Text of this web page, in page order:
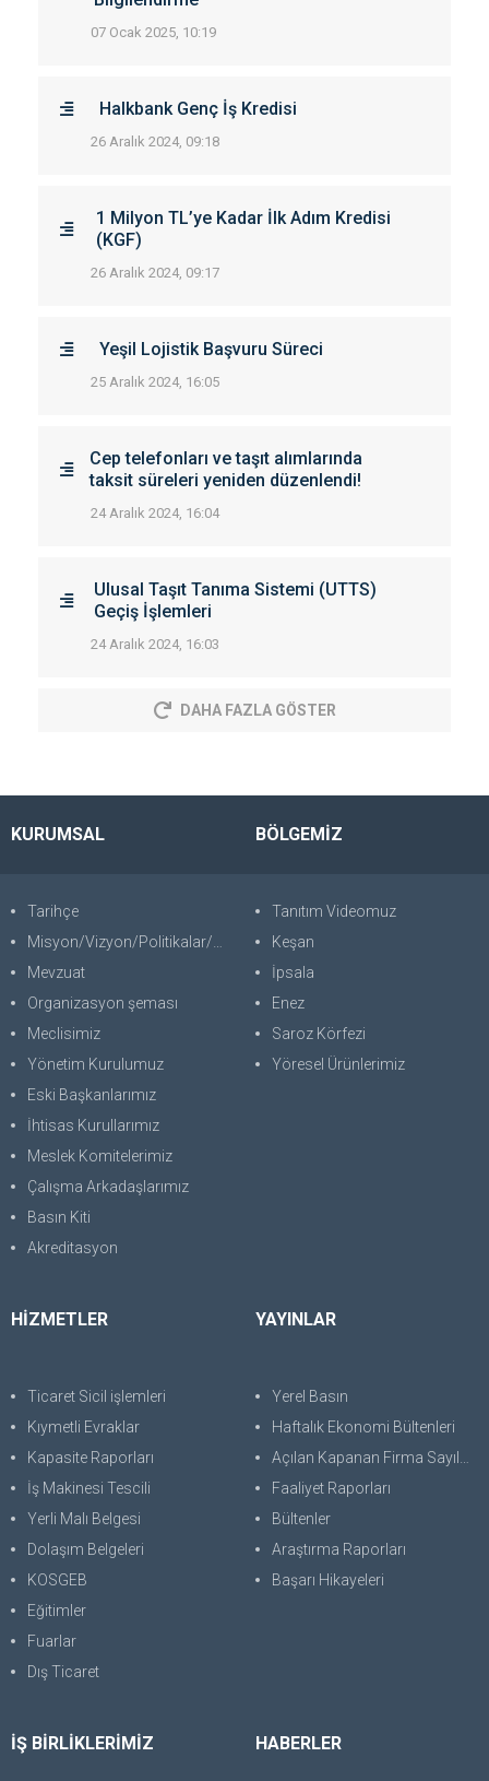
07 Ocak 2025, 10:19
Halkbank Genç İş Kredisi
26 Aralık 2024, 09:18
1 Milyon TL’ye Kadar İlk Adım Kredisi
(KGF)
26 Aralık 2024, 09:17
Yeşil Lojistik Başvuru Süreci
25 Aralık 2024, 16:05
Cep telefonları ve taşıt alımlarında
taksit süreleri yeniden düzenlendi!
24 Aralık 2024, 16:04
Ulusal Taşıt Tanıma Sistemi (UTTS)
Geçiş İşlemleri
24 Aralık 2024, 16:03
DAHA FAZLA GÖSTER
KURUMSAL
Tarihçe
Misyon/Vizyon/Politikalar/SWOT
Mevzuat
Organizasyon şeması
Meclisimiz
Yönetim Kurulumuz
Eski Başkanlarımız
İhtisas Kurullarımız
Meslek Komitelerimiz
Çalışma Arkadaşlarımız
Basın Kiti
Akreditasyon
BÖLGEMİZ
Tanıtım Videomuz
Keşan
İpsala
Enez
Saroz Körfezi
Yöresel Ürünlerimiz
HİZMETLER
Ticaret Sicil işlemleri
Kıymetli Evraklar
Kapasite Raporları
İş Makinesi Tescili
Yerli Malı Belgesi
Dolaşım Belgeleri
KOSGEB
Eğitimler
Fuarlar
Dış Ticaret
YAYINLAR
Yerel Basın
Haftalık Ekonomi Bültenleri
Açılan Kapanan Firma Sayıları
Faaliyet Raporları
Bültenler
Araştırma Raporları
Başarı Hikayeleri
İŞ BİRLİKLERİMİZ HABERLER